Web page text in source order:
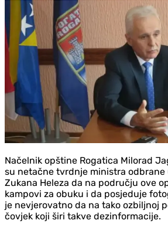
Načelnik opštine Rogatica Milorad
su netačne tvrdnje ministra odbrane
Zukana Heleza da na području ove
kampovi za obuku i da posjeduje
je nevjerovatno da na tako ozbiljnoj
čovjek koji širi takve dezinformacije.